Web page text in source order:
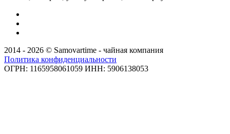
2014 - 2026 © Samovartime - чайная компания
Политика конфиденциальности
ОГРН: 1165958061059 ИНН: 5906138053